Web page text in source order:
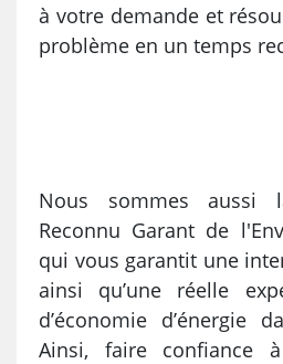
à votre demande et
problème en un temps
Nous sommes aussi
Reconnu Garant de
qui vous garantit une
ainsi qu’une réelle
d’économie d’énergie
Ainsi, faire confiance